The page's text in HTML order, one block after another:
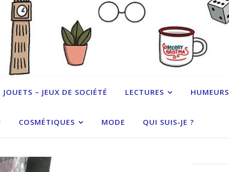
JOUETS – JEUX DE SOCIÉTÉ LECTURES HUMEURS
COSMÉTIQUES MODE QUI SUIS-JE ?